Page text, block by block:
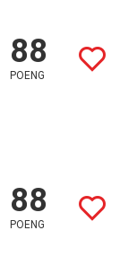
88
POENG
88
POENG